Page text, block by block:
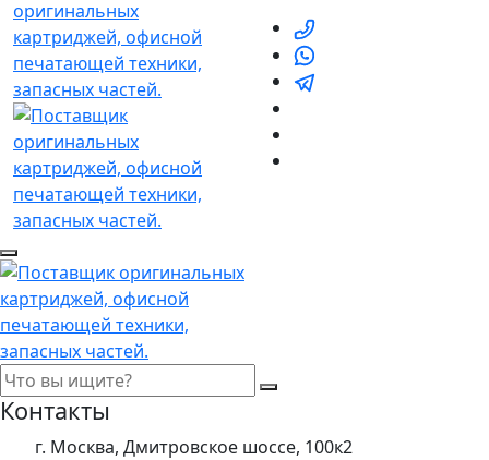
Контакты
г. Москва, Дмитровское шоссе, 100к2